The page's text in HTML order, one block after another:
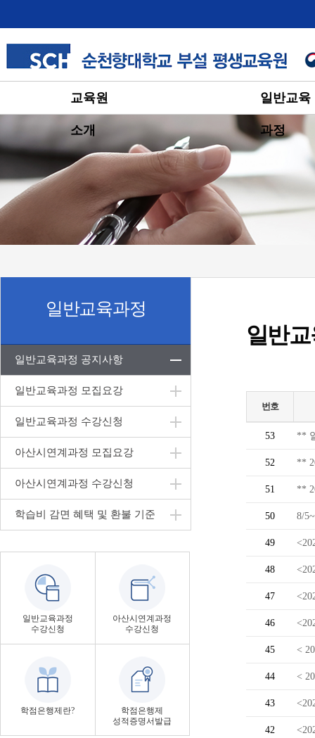
교육원
소개
일반교육
과정
일반교육과정
일반교육과정 공지사항
일반교육과정 모집요강
일반교육과정 수강신청
아산시연계과정 모집요강
아산시연계과정 수강신청
학습비 감면 혜택 및 환불 기준
일반교육과정
수강신청
아산시연계과정
수강신청
학점은행제란?
학점은행제
성적증명서발급
일반
번호
53 **
52 **
51 **
50 8/
49
48
47
46
45 <
44 <
43
42